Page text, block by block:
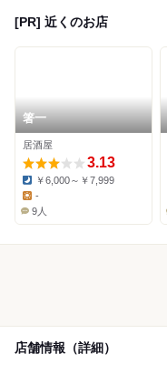
[PR] 近くのお店
箸一
居酒屋
3.13
Dinner:
￥6,000～￥7,999
-
9人
店舗情報（詳細）